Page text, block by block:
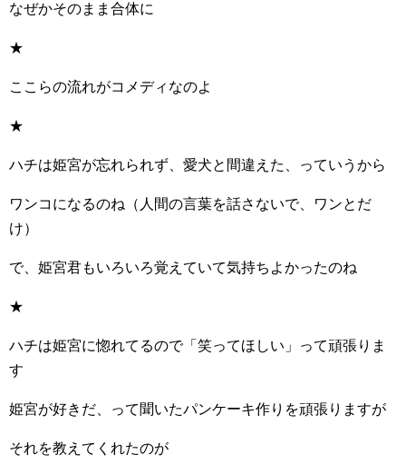
なぜかそのまま合体に
★
ここらの流れがコメディなのよ
★
ハチは姫宮が忘れられず、愛犬と間違えた、っていうから
ワンコになるのね（人間の言葉を話さないで、ワンとだ
け）
で、姫宮君もいろいろ覚えていて気持ちよかったのね
★
ハチは姫宮に惚れてるので「笑ってほしい」って頑張りま
す
姫宮が好きだ、って聞いたパンケーキ作りを頑張りますが
それを教えてくれたのが